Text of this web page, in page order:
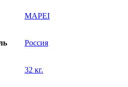
MAPEI
Россия
32 кг.